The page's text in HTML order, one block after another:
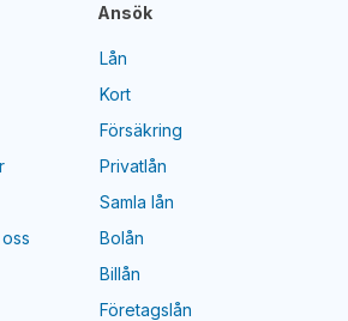
Ansök
Lån
Kort
Försäkring
Privatlån
Samla lån
Bolån
Billån
Företagslån